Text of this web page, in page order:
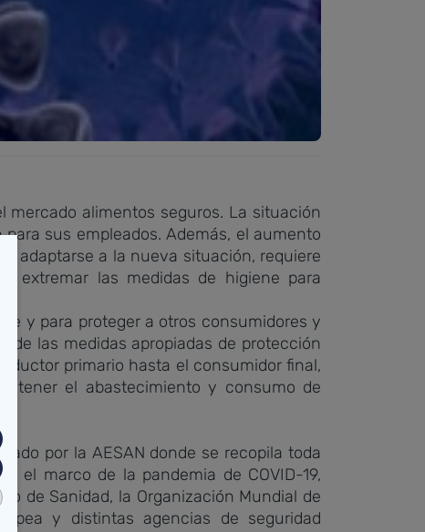
alimentos seguros. La situación
sus empleados. Además, el aumento
adaptarse a la nueva situación, requiere
extremar las medidas de higiene para
y para proteger a otros consumidores y
de las medidas apropiadas de protección
primario hasta el consumidor final,
el abastecimiento y consumo de
por la AESAN donde se recopila toda
el marco de la pandemia de COVID-19,
de Sanidad, la Organización Mundial de
y distintas agencias de seguridad